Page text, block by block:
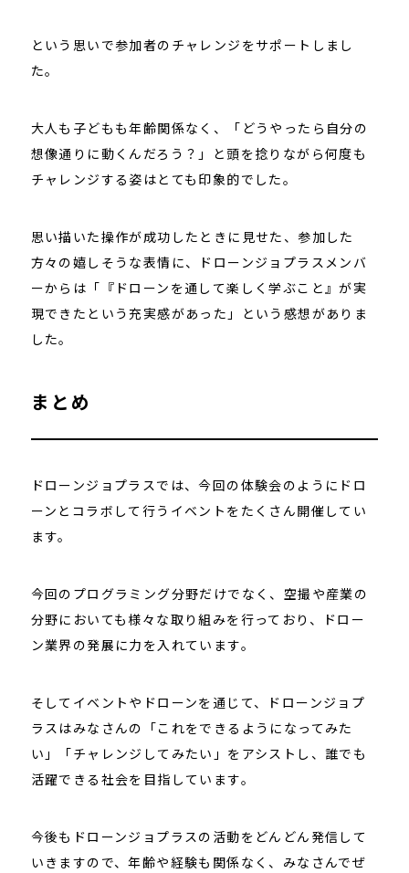
という思いで参加者のチャレンジをサポートしまし
た。
大人も子どもも年齢関係なく、「どうやったら自分の
想像通りに動くんだろう？」と頭を捻りながら何度も
チャレンジする姿はとても印象的でした。
思い描いた操作が成功したときに見せた、参加した
方々の嬉しそうな表情に、ドローンジョプラスメンバ
ーからは「『ドローンを通して楽しく学ぶこと』が実
現できたという充実感があった」という感想がありま
した。
まとめ
ドローンジョプラスでは、今回の体験会のようにドロ
ーンとコラボして行うイベントをたくさん開催してい
ます。
今回のプログラミング分野だけでなく、空撮や産業の
分野においても様々な取り組みを行っており、ドロー
ン業界の発展に力を入れています。
そしてイベントやドローンを通じて、ドローンジョプ
ラスはみなさんの「これをできるようになってみた
い」「チャレンジしてみたい」をアシストし、誰でも
活躍できる社会を目指しています。
今後もドローンジョプラスの活動をどんどん発信して
いきますので、年齢や経験も関係なく、みなさんでぜ